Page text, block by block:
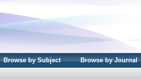
Browse by Subject Browse by Journal